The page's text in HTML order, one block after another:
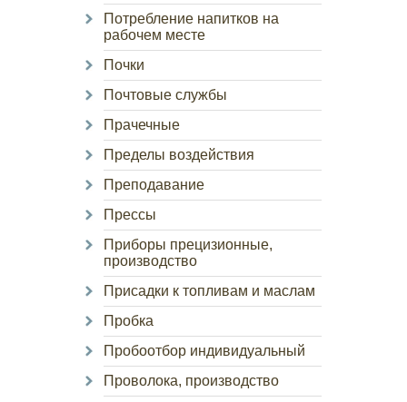
Потребление напитков на
рабочем месте
Почки
Почтовые службы
Прачечные
Пределы воздействия
Преподавание
Прессы
Приборы прецизионные,
производство
Присадки к топливам и маслам
Пробка
Пробоотбор индивидуальный
Проволока, производство